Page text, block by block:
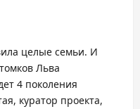
целые семьи. И
Льва
4 поколения
куратор проекта,